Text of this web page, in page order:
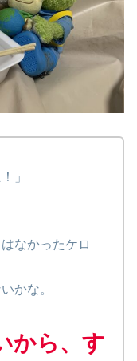
」
なかったケロ
かな。
から、す